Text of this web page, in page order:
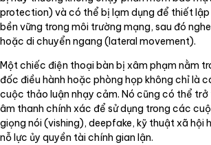
protection) và có thể bị lạm dụng để thiết
bền vững trong môi trường mạng, sau đó
hoặc di chuyển ngang (lateral movement).
Một chiếc điện thoại bàn bị xâm phạm nằm
đốc điều hành hoặc phòng họp không chỉ là
cuộc thảo luận nhạy cảm. Nó cũng có thể
âm thanh chính xác để sử dụng trong các
giọng nói (vishing), deepfake, kỹ thuật xã hội
nỗ lực ủy quyền tài chính gian lận.